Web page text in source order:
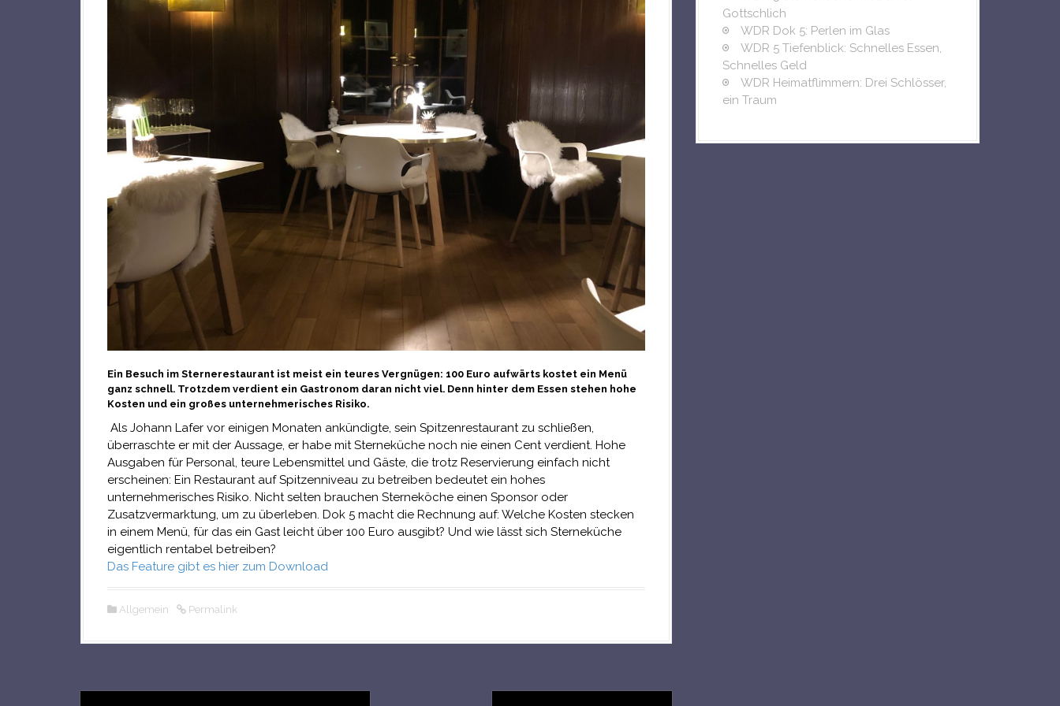
Ein Besuch im Sternerestaurant ist meist ein teures Vergnügen: 100 Euro aufwärts kostet ein Menü
ganz schnell. Trotzdem verdient ein Gastronom daran nicht viel. Denn hinter dem Essen stehen hohe
Kosten und ein großes unternehmerisches Risiko.
Als Johann Lafer vor einigen Monaten ankündigte, sein Spitzenrestaurant zu schließen,
überraschte er mit der Aussage, er habe mit Sterneküche noch nie einen Cent verdient. Hohe
Ausgaben für Personal, teure Lebensmittel und Gäste, die trotz Reservierung einfach nicht
erscheinen: Ein Restaurant auf Spitzenniveau zu betreiben bedeutet ein hohes
unternehmerisches Risiko. Nicht selten brauchen Sterneköche einen Sponsor oder
Zusatzvermarktung, um zu überleben. Dok 5 macht die Rechnung auf: Welche Kosten stecken
in einem Menü, für das ein Gast leicht über 100 Euro ausgibt? Und wie lässt sich Sterneküche
eigentlich rentabel betreiben?
Das Feature gibt es hier zum Download
Allgemein Permalink
:Gottschlich
WDR Dok 5: Perlen im Glas
WDR 5 Tiefenblick: Schnelles Essen,
Schnelles Geld
WDR Heimatflimmern: Drei Schlösser,
ein Traum